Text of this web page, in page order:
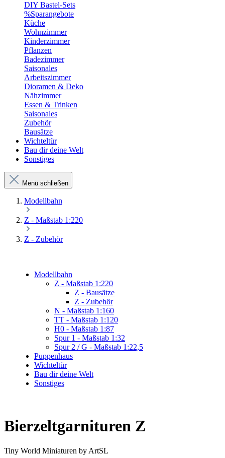
DIY Bastel-Sets
%Sparangebote
Küche
Wohnzimmer
Kinderzimmer
Pflanzen
Badezimmer
Saisonales
Arbeitszimmer
Dioramen & Deko
Nähzimmer
Essen & Trinken
Saisonales
Zubehör
Bausätze
Wichteltür
Bau dir deine Welt
Sonstiges
Menü schließen
Modellbahn
Z - Maßstab 1:220
Z - Zubehör
Modellbahn
Z - Maßstab 1:220
Z - Bausätze
Z - Zubehör
N - Maßstab 1:160
TT - Maßstab 1:120
H0 - Maßstab 1:87
Spur 1 - Maßstab 1:32
Spur 2 / G - Maßstab 1:22,5
Puppenhaus
Wichteltür
Bau dir deine Welt
Sonstiges
Bierzeltgarnituren Z
Tiny World Miniaturen by ArtSL